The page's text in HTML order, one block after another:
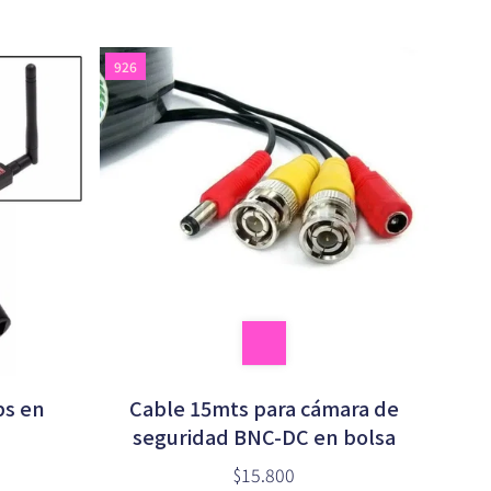
en
926
Cable 15mts para cámara de
seguridad BNC-DC en bolsa
$15.800